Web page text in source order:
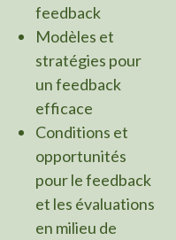
feedback
Modèles et
stratégies pour
un feedback
efficace
Conditions et
opportunités
pour le feedback
et les évaluations
en milieu de